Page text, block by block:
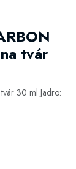
tvár
30 ml Jadro: